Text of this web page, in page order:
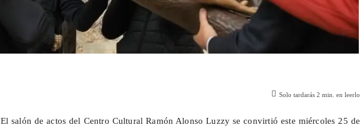
Solo tardarás2 min. en leerlo
El salón de actos del Centro Cultural Ramón Alonso Luzzy se convirtió este miércoles 25 de